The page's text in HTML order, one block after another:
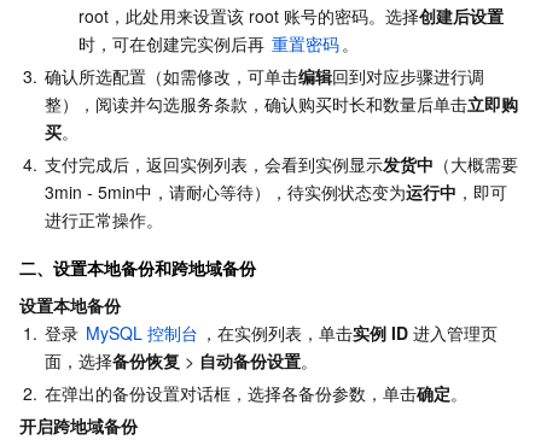
地域管理系统
配额中心
云压测
费用中心
认证信息
第三方
服务计划
腾讯云培训认证
合作伙伴支持计划
root，此处用来设置该 root 账号的密码。选择创建后设置
时，可在创建完实例后再 重置密码。
3. 确认所选配置（如需修改，可单击编辑回到对应步骤进行调
整），阅读并勾选服务条款，确认购买时长和数量后单击立即购
买。
4. 支付完成后，返回实例列表，会看到实例显示发货中 （大概需要
3min - 5min中，请耐心等待），待实例状态变为运行中 ，即可
进行正常操作。
二、设置本地备份和跨地域备份
设置本地备份
1. 登录 MySQL 控制台 ，在实例列表，单击实例 ID 进入管理页
面，选择备份恢复 > 自动备份设置。
2. 在弹出的备份设置对话框，选择各备份参数，单击确定。
开启跨地域备份